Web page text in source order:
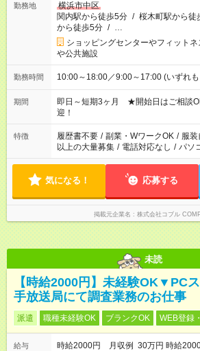
勤務地
横浜市中区
関内駅から徒歩5分 / 桜木町駅から徒
から徒歩5分 / …
ショッピングセンターやフィット
や公共施設
勤務時間 10:00～18:00／9:00～17:00 (いずれ
期間
即日～短期3ヶ月 ★開始日はご相談
迎！
特徴 履歴書不要 / 副業・WワークOK / 服装
以上の大量募集 / 電話対応なし / パソ
気になる！ 応募する
掲載元企業名 株式会社コブル
未読
【時給2000円】未経験OK▼PC
手放送局にて調査業務のお仕事
派遣 職種未経験OK ブランクOK WEB登録
給与
時給2000円 月収例 30万円 時給